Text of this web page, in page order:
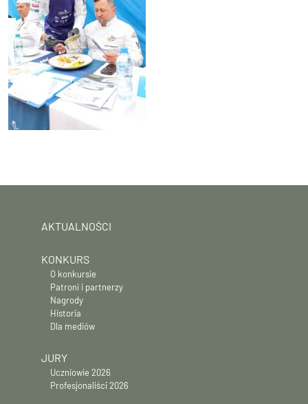
AKTUALNOŚCI
KONKURS
O konkursie
Patroni i partnerzy
Nagrody
Historia
Dla mediów
JURY
Uczniowie 2026
Profesjonaliści 2026